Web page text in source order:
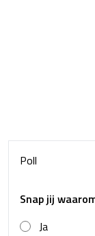
Poll
Snap jij
Ja